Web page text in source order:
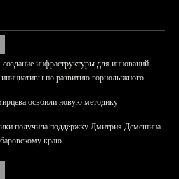
инфраструктуры для инноваций
по развитию горнолыжного
освоили новую методику
получила поддержку Дмитрия Демешина
краю